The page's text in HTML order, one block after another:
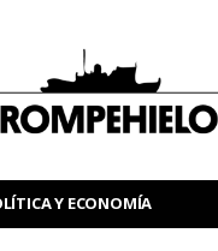
Y ECONOMÍA